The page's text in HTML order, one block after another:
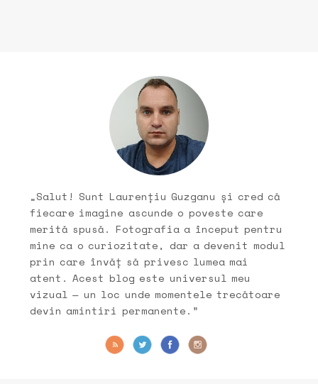
„Salut! Sunt Laurențiu Guzganu și cred că
fiecare imagine ascunde o poveste care
merită spusă. Fotografia a început pentru
mine ca o curiozitate, dar a devenit modul
prin care învăț să privesc lumea mai
atent. Acest blog este universul meu
vizual — un loc unde momentele trecătoare
devin amintiri permanente.”